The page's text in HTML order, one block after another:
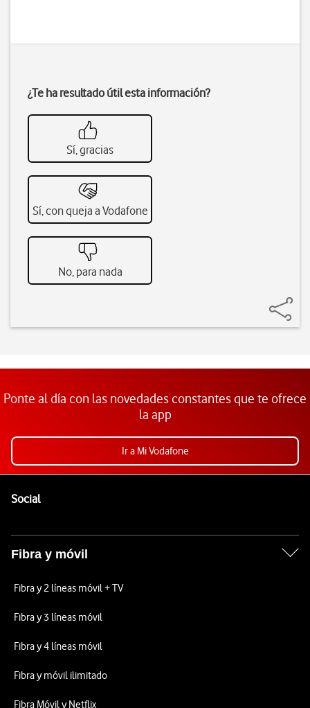
¿Te ha resultado útil esta información?
Sí, gracias
Sí, con queja a Vodafone
No, para nada
Ponte al día con las novedades constantes que te ofrece
la app
Ir a Mi Vodafone
SocialEnlaces a las redes sociales de Vodafone
Fibra y móvil
Fibra y 2 líneas móvil + TV
Fibra y 3 líneas móvil
Fibra y 4 líneas móvil
Fibra y móvil ilimitado
Fibra Móvil y Netflix